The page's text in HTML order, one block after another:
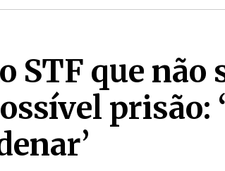
STF que não
prisão: